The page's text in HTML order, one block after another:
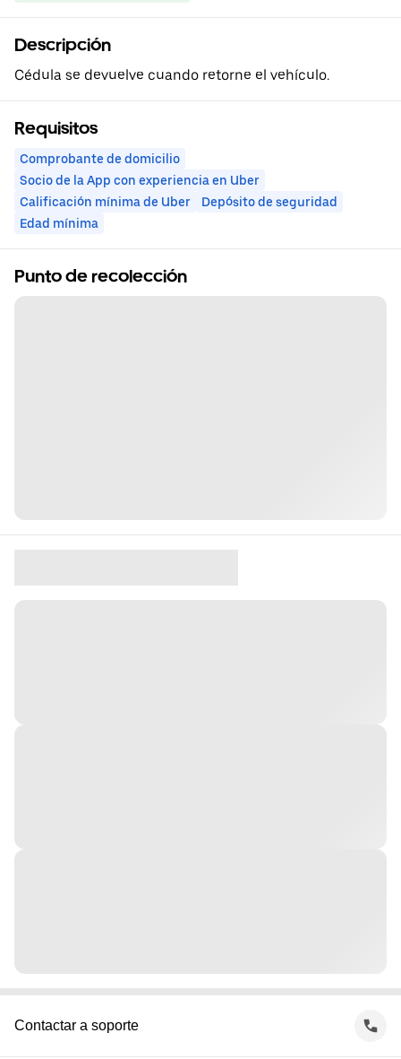
Descripción
Cédula se devuelve cuando retorne el vehículo.
Requisitos
Comprobante de domicilio
Socio de la App con experiencia en Uber
Calificación mínima de Uber
Depósito de seguridad
Edad mínima
Punto de recolección
Contactar a soporte